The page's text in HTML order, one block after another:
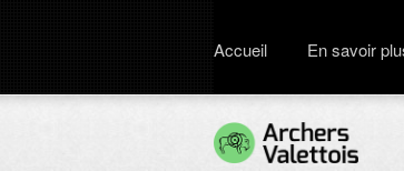
Accueil En savoir